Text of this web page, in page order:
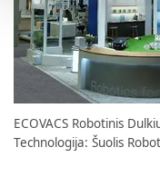
ECOVACS Robotinis
Technologija: Šuolis